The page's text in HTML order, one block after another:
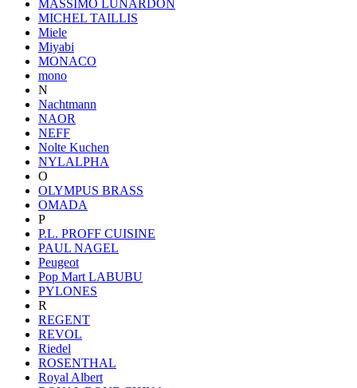
MASSIMO LUNARDON
MICHEL TAILLIS
Miele
Miyabi
MONACO
mono
N
Nachtmann
NAOR
NEFF
Nolte Kuchen
NYLALPHA
O
OLYMPUS BRASS
OMADA
P
P.L. PROFF CUISINE
PAUL NAGEL
Peugeot
Pop Mart LABUBU
PYLONES
R
REGENT
REVOL
Riedel
ROSENTHAL
Royal Albert